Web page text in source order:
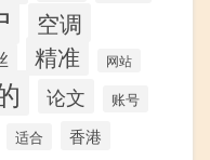
空调
精准 网站
论文 账号
适合 香港